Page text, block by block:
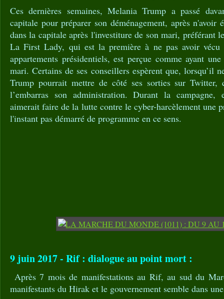
Ces dernières semaines, Melania Trump a passé
capitale pour préparer son déménagement, après n'avoir
dans la capitale après l'investiture de son mari, préférant
La First Lady, qui est la première à ne pas avoir vécu
appartements présidentiels, est perçue comme ayant
mari. Certains de ses conseillers espèrent que, lorsqu’il
Trump pourrait mettre de côté ses sorties sur Twitter,
l’embarras son administration. Durant la campagne,
aimerait faire de la lutte contre le cyber-harcèlement une
l'instant pas démarré de programme en ce sens.
9 juin 2017 - Rif : dialogue au point mort :
Après 7 mois de manifestations au Rif, au sud du
manifestants du Hirak et le gouvernement semble dans